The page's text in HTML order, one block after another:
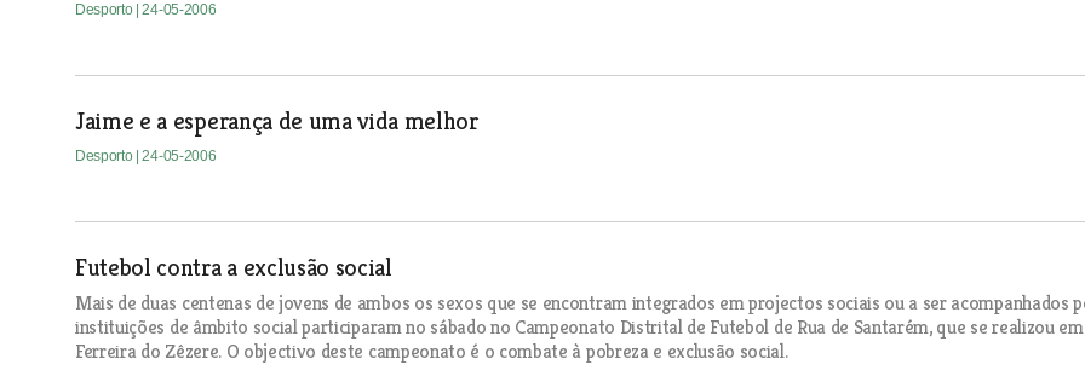
Desporto | 24-05-2006
Jaime e a esperança de uma vida melhor
Desporto | 24-05-2006
Futebol contra a exclusão social
Mais de duas centenas de jovens de ambos os sexos que se encontram integrados em projectos sociais ou a ser acompanhados
instituições de âmbito social participaram no sábado no Campeonato Distrital de Futebol de Rua de Santarém, que se realizou em
Ferreira do Zêzere. O objectivo deste campeonato é o combate à pobreza e exclusão social.